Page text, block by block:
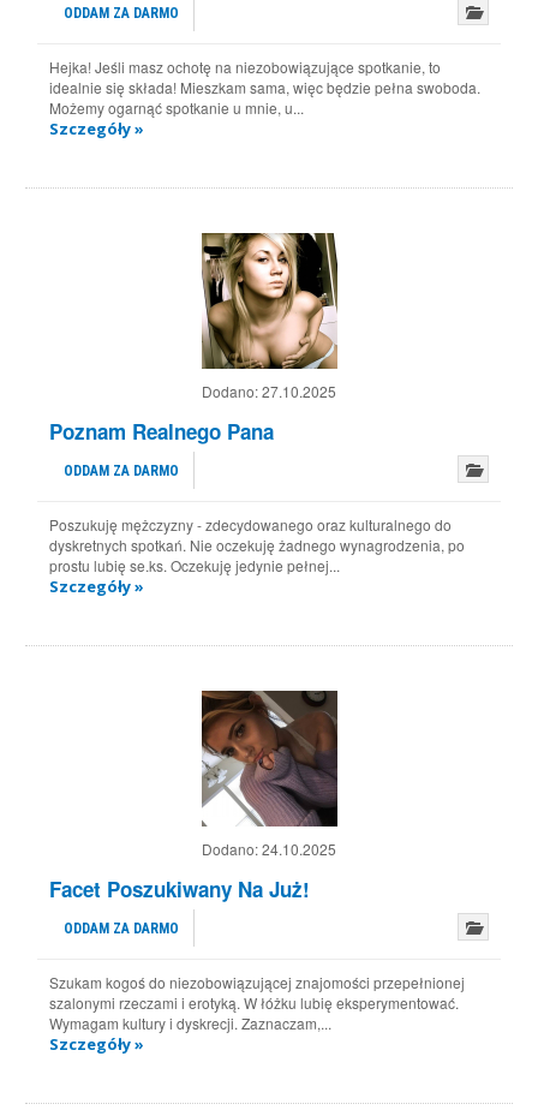
ODDAM ZA DARMO
Hejka! Jeśli masz ochotę na niezobowiązujące spotkanie, to
idealnie się składa! Mieszkam sama, więc będzie pełna swoboda.
Możemy ogarnąć spotkanie u mnie, u...
Szczegóły »
Dodano:27.10.2025
Poznam Realnego Pana
ODDAM ZA DARMO
Poszukuję mężczyzny - zdecydowanego oraz kulturalnego do
dyskretnych spotkań. Nie oczekuję żadnego wynagrodzenia, po
prostu lubię se.ks. Oczekuję jedynie pełnej...
Szczegóły »
Dodano:24.10.2025
Facet Poszukiwany Na Już!
ODDAM ZA DARMO
Szukam kogoś do niezobowiązującej znajomości przepełnionej
szalonymi rzeczami i erotyką. W łóżku lubię eksperymentować.
Wymagam kultury i dyskrecji. Zaznaczam,...
Szczegóły »